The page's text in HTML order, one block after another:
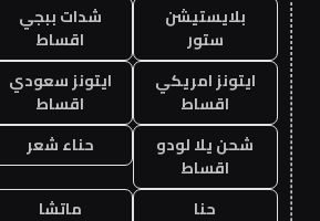
بلايستيشن
ستور
شدات ببجي
اقساط
ايتونز امريكي
اقساط
ايتونز سعودي
اقساط
شحن يلا لودو
اقساط
حناء شعر
حنا ماتشا